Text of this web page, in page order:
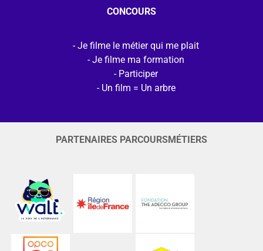
CONCOURS
Je filme le métier qui me plait
Je filme ma formation
Participer
Un film = Un arbre
PARTENAIRES PARCOURSMÉTIERS